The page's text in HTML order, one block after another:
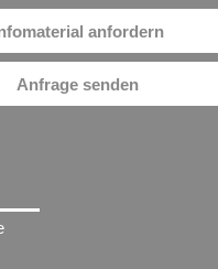
anfordern
Anfrage senden